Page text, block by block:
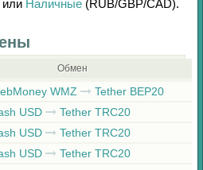
или Наличные (RUB/GBP/CAD).
Обмен
WMZ Tether BEP20
USD Tether TRC20
USD Tether TRC20
USD Tether TRC20